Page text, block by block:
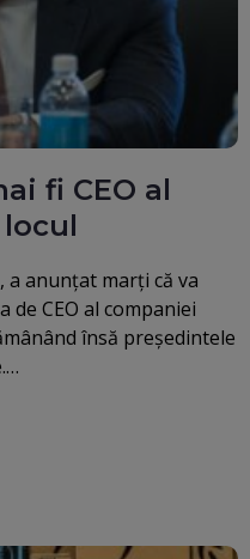
fi CEO al
a anunţat marţi că va
de CEO al companiei
însă preşedintele